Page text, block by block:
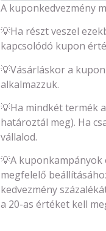
A kuponkedvezmény
💡Ha részt veszel
kapcsolódó kupon
💡Vásárláskor a
alkalmazzuk.
💡Ha mindkét termék
határoztál meg). Ha
vállalod.
💡A kuponkampányok
megfelelő
kedvezmény
a 20-as értéket kell